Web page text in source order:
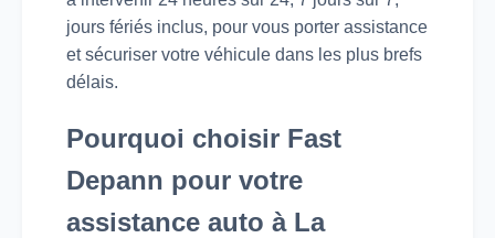
jours fériés inclus, pour vous porter assistance
et sécuriser votre véhicule dans les plus brefs
délais.
Pourquoi choisir Fast
Depann pour votre
assistance auto à La